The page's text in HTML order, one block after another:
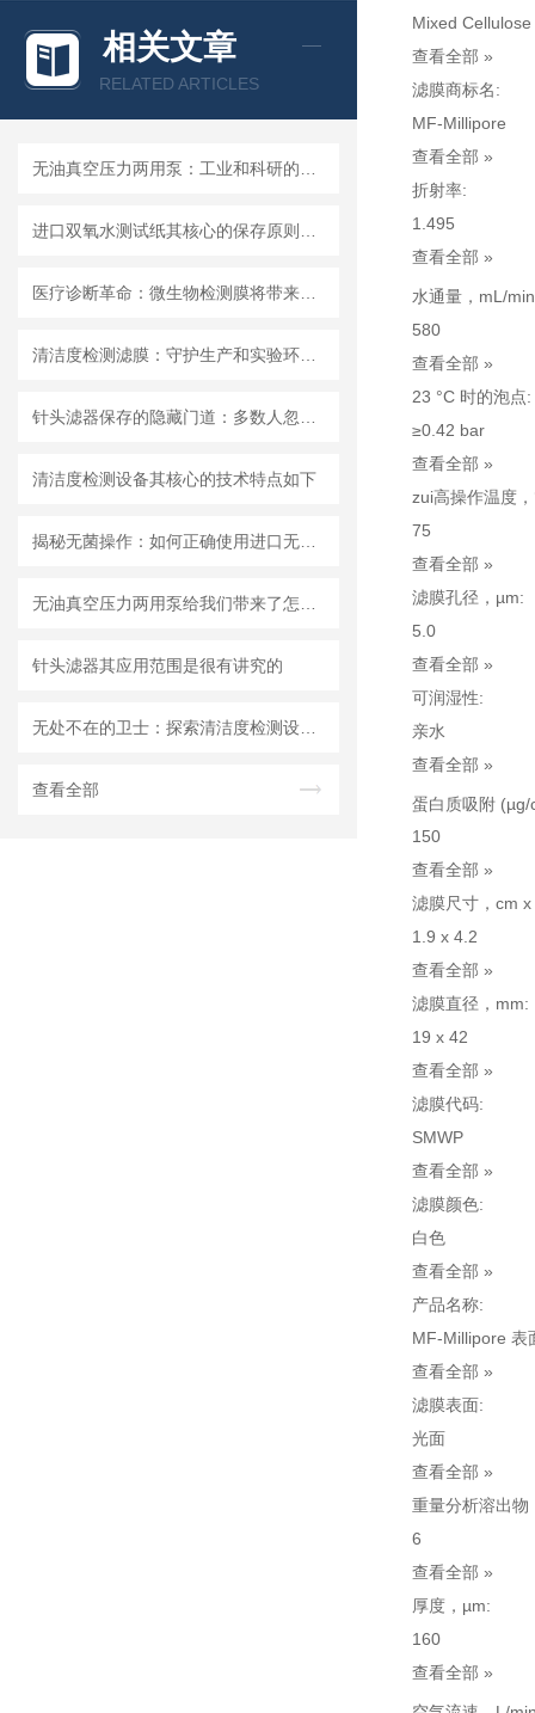
相关文章
RELATED ARTICLES
清洁度检测设备其核心的技术特点如下
针头滤器其应用范围是很有讲究的
查看全部
Mixed
查看全部 »
滤膜商标名:
MF-Millipore
查看全部 »
折射率:
1.495
查看全部 »
水通量，mL/
580
查看全部 »
23 °C 时的泡点:
≥0.42 bar
查看全部 »
zui高操作温度，
75
查看全部 »
滤膜孔径，µm:
5.0
查看全部 »
可润湿性:
亲水
查看全部 »
蛋白质吸附 (µg/
150
查看全部 »
滤膜尺寸，cm x
1.9 x 4.2
查看全部 »
滤膜直径，mm:
19 x 42
查看全部 »
滤膜代码:
SMWP
查看全部 »
滤膜颜色:
白色
查看全部 »
产品名称:
MF-Millipore 表
查看全部 »
滤膜表面:
光面
查看全部 »
重量分析溶出物
6
查看全部 »
厚度，µm:
160
查看全部 »